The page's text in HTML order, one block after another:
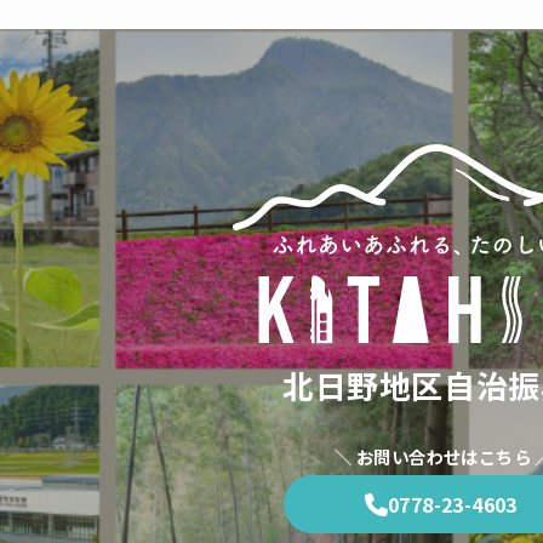
北日野地区自治
＼ お問い合わせはこちら
0778-23-4603